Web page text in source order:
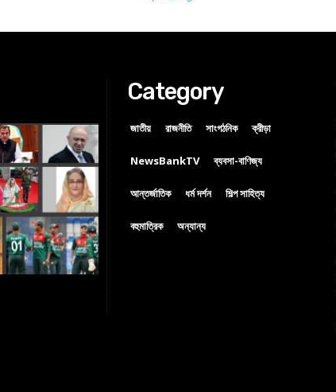
Category
জাতীয় রাজনীতি সাংগঠনিক ক্রীড়া
NewsBankTV ব্যবসা-বাণিজ্য
আন্তর্জাতিক ধর্ম দর্শন শিল্প সাহিত্য
বহুমাত্রিক অন্যান্য